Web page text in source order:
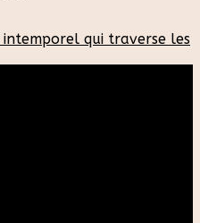
intemporel qui traverse les